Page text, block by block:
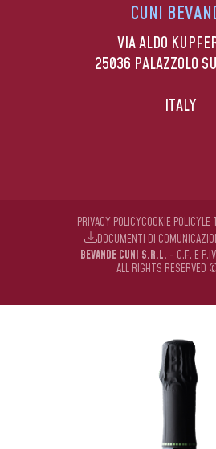
CUNI
VIA ALDO
25036 PALAZZOLO
ITALY
BEVANDE CUNI S.R.L. - C.F. E
ALL RIGHTS
PRIVACY POLICYCOOKIE POLICYLE
DOCUMENTI DI